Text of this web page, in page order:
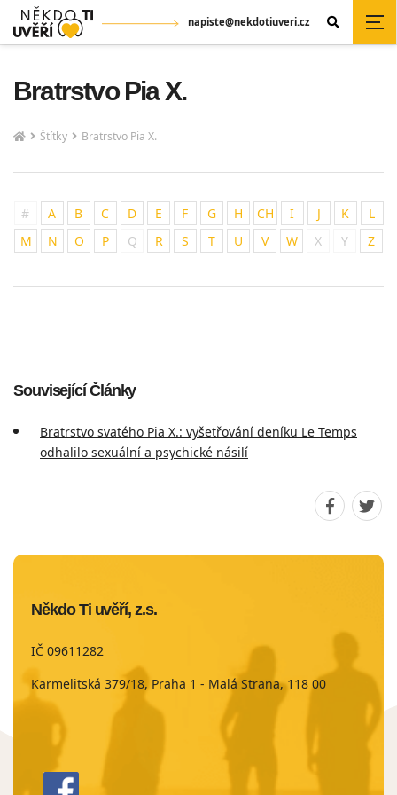
napiste@nekdotiuveri.cz
Bratrstvo Pia X.
Štítky Bratrstvo Pia X.
# A B C D E F G H CH I J K
L
M
N O P Q R S T U V W X Y Z
Související Články
Bratrstvo svatého Pia X.: vyšetřování deníku Le Temps
odhalilo sexuální a psychické násilí
Sdílet
na
Někdo Ti uvěří, z.s.
IČ 09611282
Karmelitská 379/18, Praha 1 - Malá Strana, 118 00